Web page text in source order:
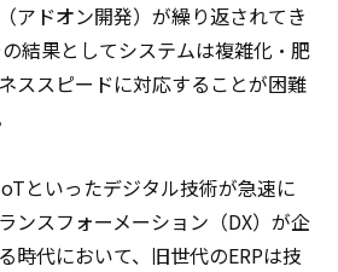
アドオン開発）が繰り返されてき
結果としてシステムは複雑化・肥
ススピードに対応することが困難
といったデジタル技術が急速に
ンスフォーメーション（DX）が企
時代において、旧世代のERPは技